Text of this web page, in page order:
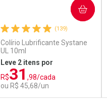
(139)
Colírio Lubrificante Systane
UL 10ml
Leve 2 itens por
R$31 ,98/cada
ou R$ 45,68/un
COMPRAR